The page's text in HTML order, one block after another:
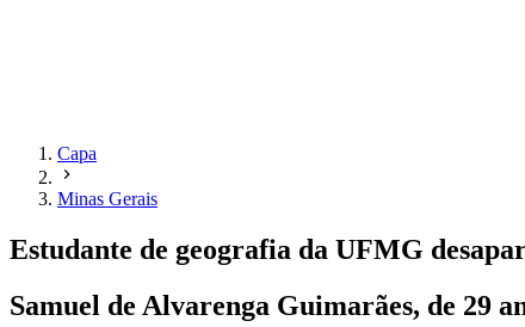
Capa
Minas Gerais
Estudante de geografia da UFMG
Samuel de Alvarenga Guimarães, de 29